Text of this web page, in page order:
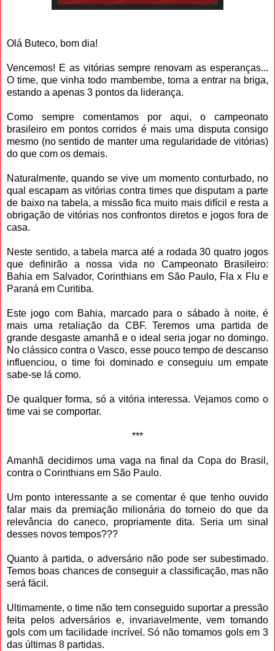
Olá Buteco, bom dia!
Vencemos! E as vitórias sempre renovam as esperanças...
O time, que vinha todo mambembe, torna a entrar na briga,
estando a apenas 3 pontos da liderança.
Como sempre comentamos por aqui, o campeonato
brasileiro em pontos corridos é mais uma disputa consigo
mesmo (no sentido de manter uma regularidade de vitórias)
do que com os demais.
Naturalmente, quando se vive um momento conturbado, no
qual escapam as vitórias contra times que disputam a parte
de baixo na tabela, a missão fica muito mais difícil e resta a
obrigação de vitórias nos confrontos diretos e jogos fora de
casa.
Neste sentido, a tabela marca até a rodada 30 quatro jogos
que definirão a nossa vida no Campeonato Brasileiro:
Bahia em Salvador, Corinthians em São Paulo, Fla x Flu e
Paraná em Curitiba.
Este jogo com Bahia, marcado para o sábado à noite, é
mais uma retaliação da CBF. Teremos uma partida de
grande desgaste amanhã e o ideal seria jogar no domingo.
No clássico contra o Vasco, esse pouco tempo de descanso
influenciou, o time foi dominado e conseguiu um empate
sabe-se lá como.
De qualquer forma, só a vitória interessa. Vejamos como o
time vai se comportar.
***
Amanhã decidimos uma vaga na final da Copa do Brasil,
contra o Corinthians em São Paulo.
Um ponto interessante a se comentar é que tenho ouvido
falar mais da premiação milionária do torneio do que da
relevância do caneco, propriamente dita. Seria um sinal
desses novos tempos???
Quanto à partida, o adversário não pode ser subestimado.
Temos boas chances de conseguir a classificação, mas não
será fácil.
Ultimamente, o time não tem conseguido suportar a pressão
feita pelos adversários e, invariavelmente, vem tomando
gols com um facilidade incrível. Só não tomamos gols em 3
das últimas 8 partidas.